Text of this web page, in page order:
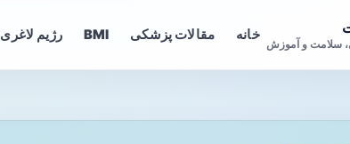
سلامت و آموزش
خانه مقالات پزشکی BMI رژیم لاغری